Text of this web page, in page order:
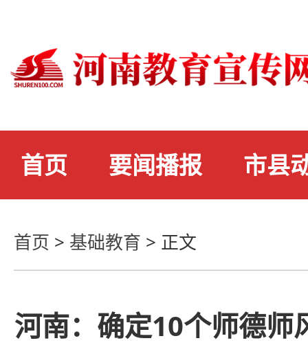
首页 要闻播报 市县
首页 > 基础教育 > 正文
河南：确定10个师德师